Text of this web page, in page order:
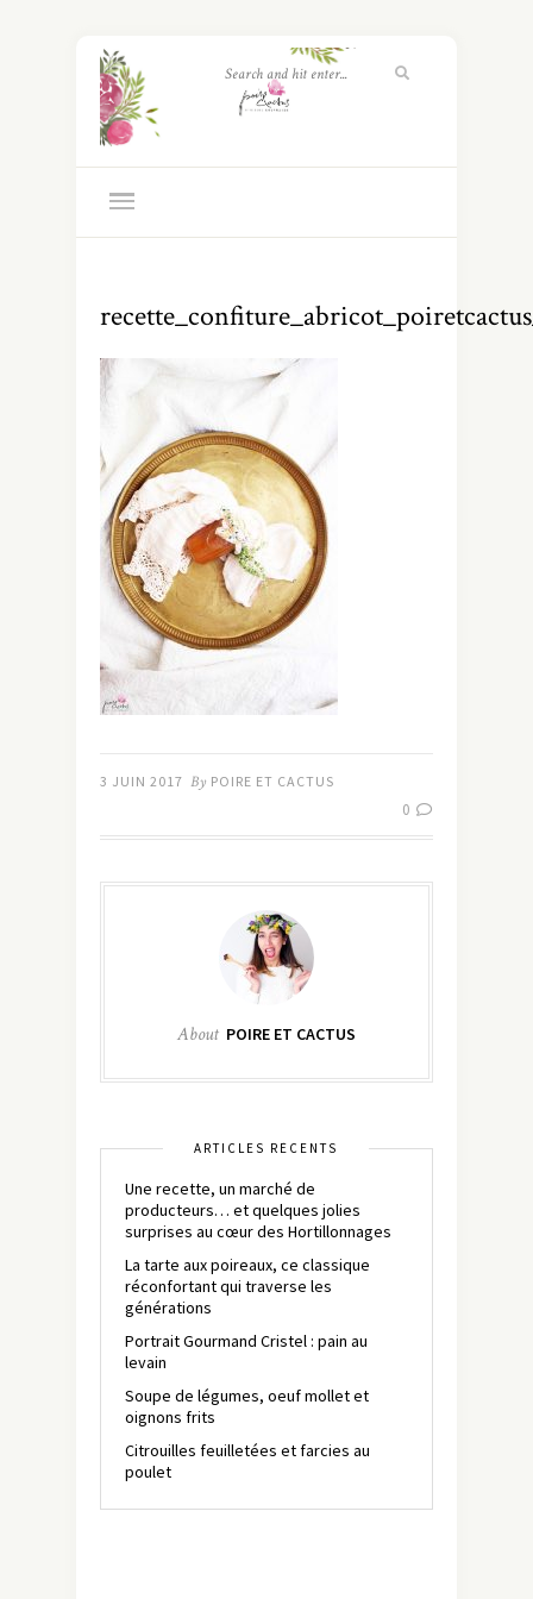
3 JUIN 2017 By POIRE ET CACTUS
0
About POIRE ET CACTUS
ARTICLES RÉCENTS
Une recette, un marché de
producteurs… et quelques jolies
surprises au cœur des Hortillonnages
La tarte aux poireaux, ce classique
réconfortant qui traverse les
générations
Portrait Gourmand Cristel : pain au
levain
Soupe de légumes, oeuf mollet et
oignons frits
Citrouilles feuilletées et farcies au
poulet